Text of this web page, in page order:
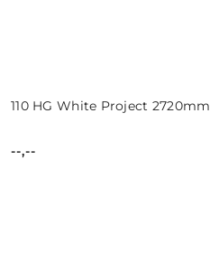
110 HG White Project 2720mm
Cena:
--,--